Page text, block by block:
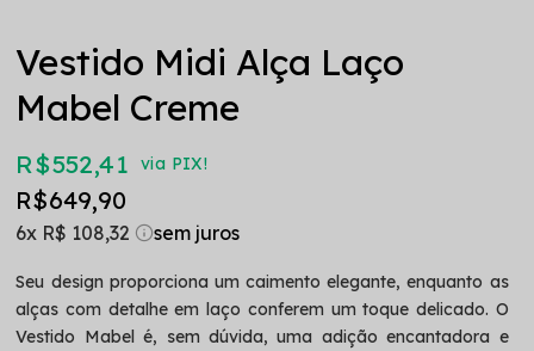
Vestido Midi Alça Laço
Mabel Creme
R$ 552,41 via PIX!
R$ 649,90
6x R$ 108,32
Seu design proporciona um caimento elegante, enquanto as
alças com detalhe em laço conferem um toque delicado. O
Vestido Mabel é, sem dúvida, uma adição encantadora e